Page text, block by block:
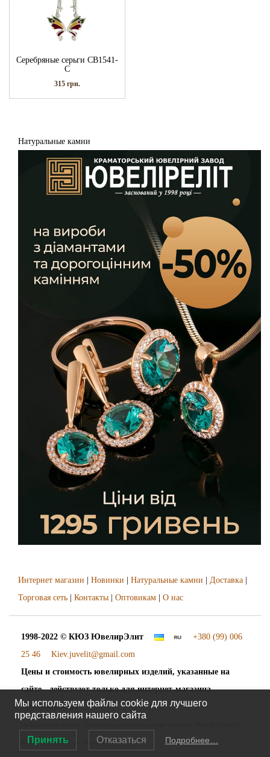
Серебряные серьги СВ1541-
С
315грн.
Натуральные камни
Интернет магазин Новинки Натуральные камни Доставка
Торговая сеть
Контакты Оптовикам О нас
1998-2022 © КЮЗ ЮвелирЭлит
+380 (99) 006
25 46
Kiev.juvelit@gmail.com
Цены и стоимость ювелирных изделий, указанные на
сайте - действуют только для интернет-магазина
"ЮвелирЭлит".
во все города и сёла Украины
Мы используем файлы cookie для лучшего
представления нашего сайта
Принять Отказаться Подробнее…